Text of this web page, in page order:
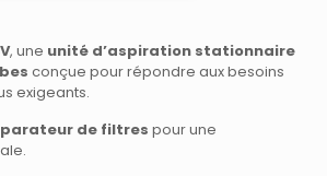
, une unité d’aspiration stationnaire
conçue pour répondre aux besoins
exigeants.
de filtres pour une